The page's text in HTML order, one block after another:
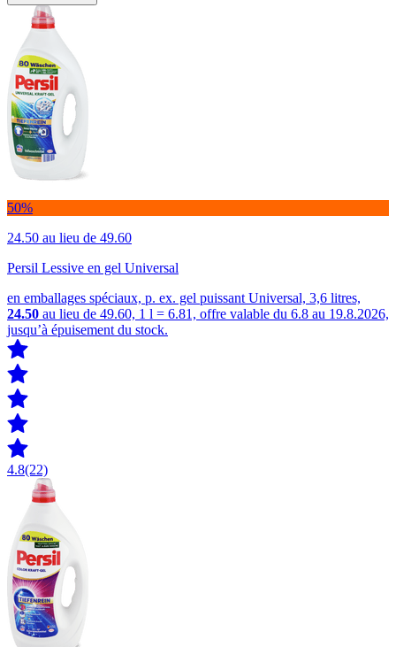
50%
24.50 au lieu de 49.60
Persil Lessive en gel Universal
en emballages spéciaux, p. ex. gel puissant Universal, 3,6 litres,
24.50 au lieu de 49.60, 1 l = 6.81, offre valable du 6.8 au 19.8.2026,
jusqu’à épuisement du stock.
4.8(22)